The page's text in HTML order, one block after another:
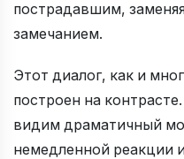
пострадавшим,
замечанием.
Этот диалог, как и
построен на
видим драматичный
немедленной реакции